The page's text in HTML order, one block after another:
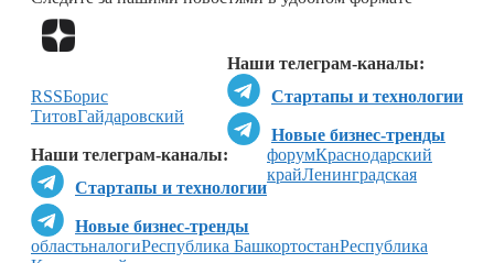
Наши телеграм-каналы:
Стартапы и технологии
Новые бизнес-тренды
Наши телеграм-каналы:
Стартапы и технологии
Новые бизнес-тренды
RSSБорис
ТитовГайдаровский
форумКраснодарский
крайЛенинградская
областьналогиРеспублика БашкортостанРеспублика